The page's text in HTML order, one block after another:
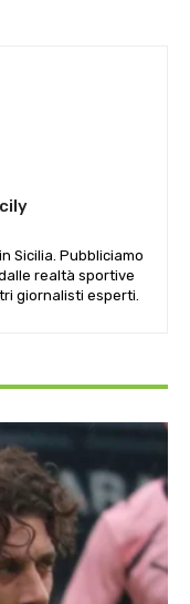
Sicilia. Pubbliciamo
realtà sportive
giornalisti esperti.